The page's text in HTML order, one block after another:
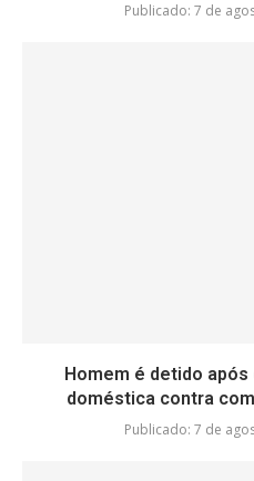
Publicado: 7 de
Homem é detido
doméstica contra
Publicado: 7 de